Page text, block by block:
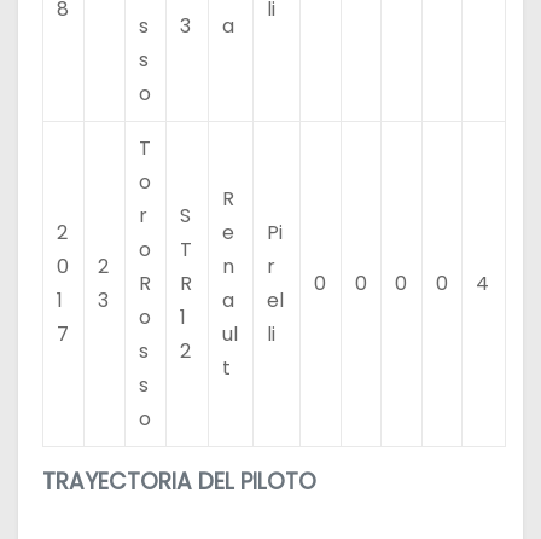
TRAYECTORIA DEL PILOTO
8
s
s
o
3
a
li
2
0
1
7
2
3
T
o
r
o
R
o
s
s
o
S
T
R
1
2
R
e
n
a
ul
t
Pi
r
el
li
0 0 0 0 4